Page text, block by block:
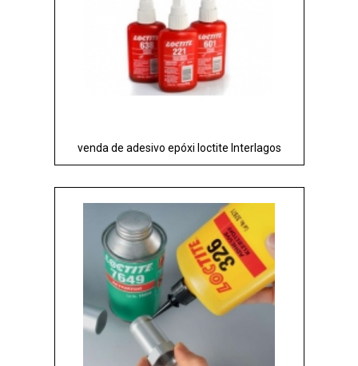
venda de adesivo epóxi loctite Interlagos